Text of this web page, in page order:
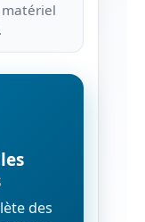
matériel
des